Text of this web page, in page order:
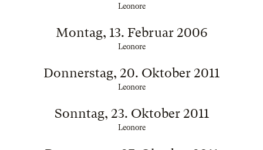
Leonore
Montag, 13. Februar 2006
Leonore
Donnerstag, 20. Oktober 2011
Leonore
Sonntag, 23. Oktober 2011
Leonore